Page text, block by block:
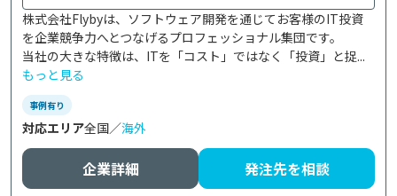
株式会社Flybyは、ソフトウェア開発を通じてお客様のIT投資
を企業競争力へとつなげるプロフェッショナル集団です。
当社の大きな特徴は、ITを「コスト」ではなく「投資」と捉...
もっと見る
事例有り
対応エリア全国／海外
企業詳細 発注先を相談